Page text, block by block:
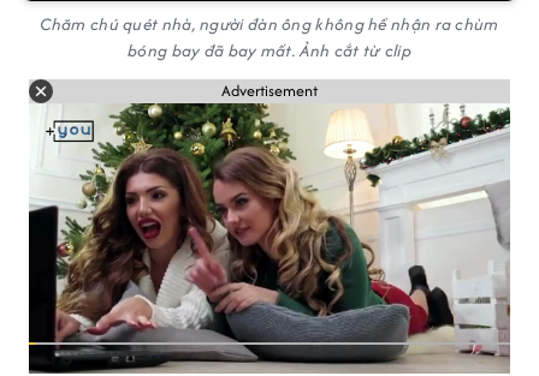
Chăm chú quét nhà, người đàn ông không hề nhận ra chùm
bóng bay đã bay mất. Ảnh cắt từ clip
Advertisement